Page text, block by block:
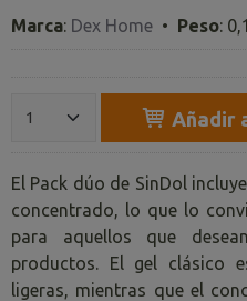
Marca: Dex Home • Peso:
Añadir
El Pack dúo de SinDol
concentrado, lo que lo
para aquellos que
productos. El gel clásico
ligeras, mientras que el